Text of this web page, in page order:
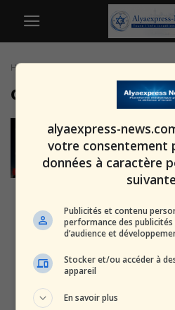
Home
contrebande
Il avait
et le voilà
alxprss_sab
Sous
médecin
une...
sous
alyaexpress-
votre consentement
données à caractère
Publicités et contenu
performance des
d’audience et
Stocker et/ou accéder à
appareil
En savoir plus